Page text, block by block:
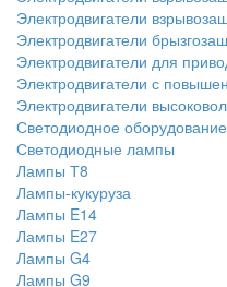
Электродвигатели
Электродвигатели
Электродвигатели для
Электродвигатели с
Электродвигатели
Светодиодное оборудование
Светодиодные лампы
Лампы Т8
Лампы-кукуруза
Лампы E14
Лампы E27
Лампы G4
Лампы G9